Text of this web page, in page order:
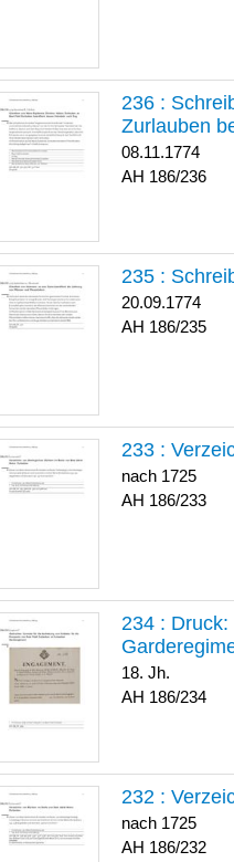
236 :
Zurlauben
08.11.1774
186/236
235 :
20.09.1774
186/235
233 :
nach 1725
186/233
234 :
18. Jh.
186/234
232 :
nach 1725
186/232